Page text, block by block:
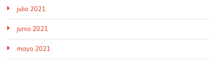
julio 2021
junio 2021
mayo 2021